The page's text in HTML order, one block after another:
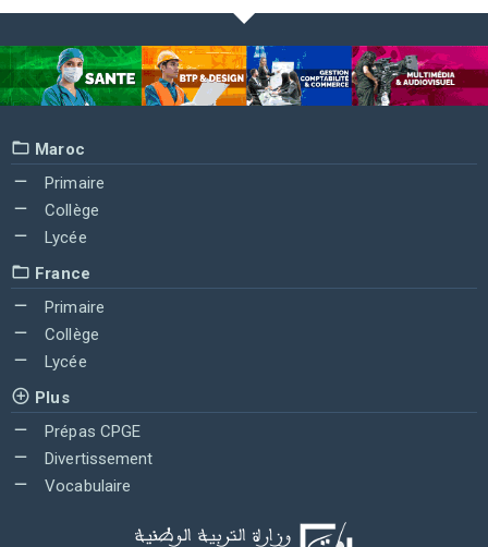
Maroc
Primaire
Collège
Lycée
France
Primaire
Collège
Lycée
Plus
Prépas CPGE
Divertissement
Vocabulaire